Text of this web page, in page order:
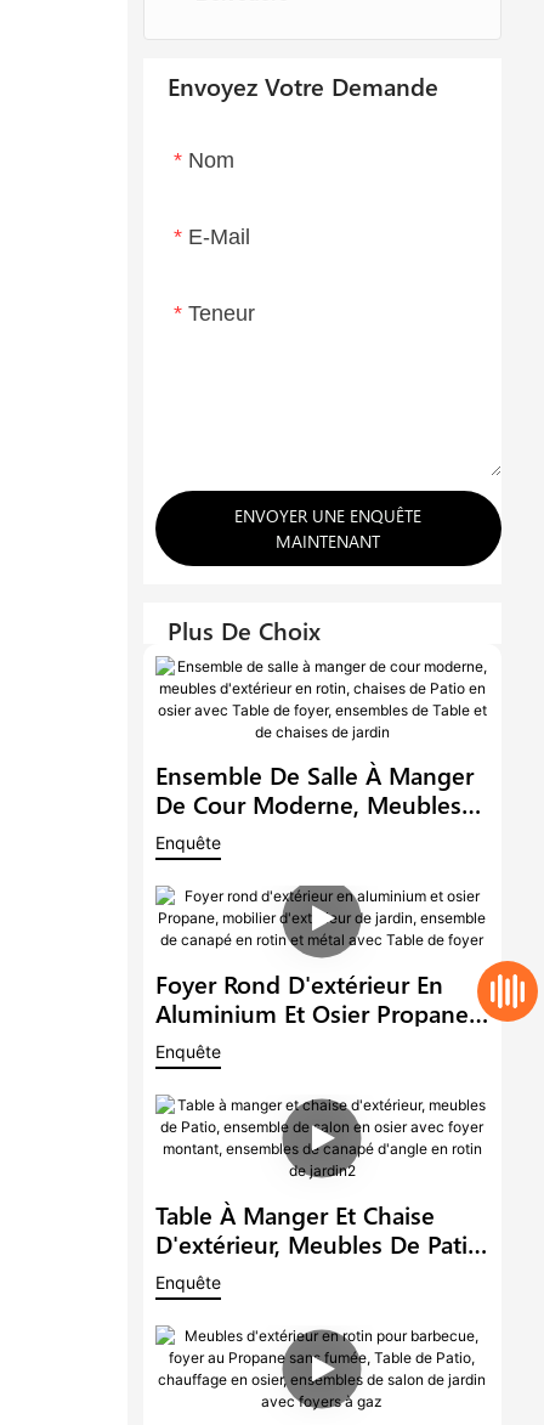
Envoyez Votre Demande
Nom
E-Mail
Teneur
ENVOYER UNE ENQUÊTE
MAINTENANT
Plus De Choix
Ensemble De Salle À Manger
De Cour Moderne, Meubles
D'extérieur En Rotin, Chaises
De Patio En Osier Avec Table
De Foyer, Ensembles De Table
Et De Chaises De Jardin
Enquête
Foyer Rond D'extérieur En
Aluminium Et Osier Propane,
Mobilier D'extérieur De
Jardin, Ensemble De Canapé
En Rotin Et Métal Avec Table
De Foyer
Enquête
Table À Manger Et Chaise
D'extérieur, Meubles De Patio,
Ensemble De Salon En Osier
Avec Foyer Montant,
Ensembles De Canapé
D'angle En Rotin De Jardin2
Enquête